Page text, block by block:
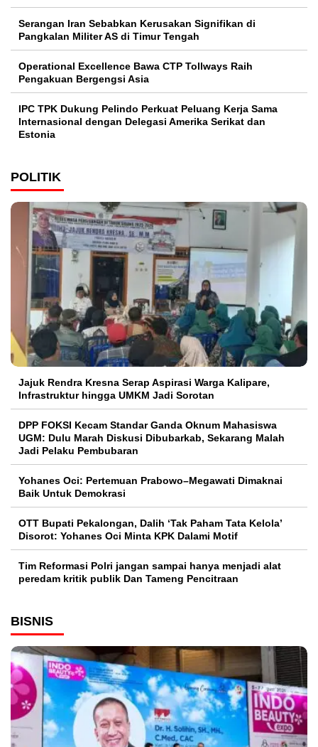
Serangan Iran Sebabkan Kerusakan Signifikan di
Pangkalan Militer AS di Timur Tengah
Operational Excellence Bawa CTP Tollways Raih
Pengakuan Bergengsi Asia
IPC TPK Dukung Pelindo Perkuat Peluang Kerja Sama
Internasional dengan Delegasi Amerika Serikat dan
Estonia
POLITIK
Jajuk Rendra Kresna Serap Aspirasi Warga Kalipare,
Infrastruktur hingga UMKM Jadi Sorotan
DPP FOKSI Kecam Standar Ganda Oknum Mahasiswa
UGM: Dulu Marah Diskusi Dibubarkab, Sekarang Malah
Jadi Pelaku Pembubaran
Yohanes Oci: Pertemuan Prabowo–Megawati Dimaknai
Baik Untuk Demokrasi
OTT Bupati Pekalongan, Dalih ‘Tak Paham Tata Kelola’
Disorot: Yohanes Oci Minta KPK Dalami Motif
Tim Reformasi Polri jangan sampai hanya menjadi alat
peredam kritik publik Dan Tameng Pencitraan
BISNIS